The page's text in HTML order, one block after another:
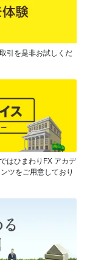
引を是非お試しくだ
はひまわりFX アカデ
ツをご用意しており